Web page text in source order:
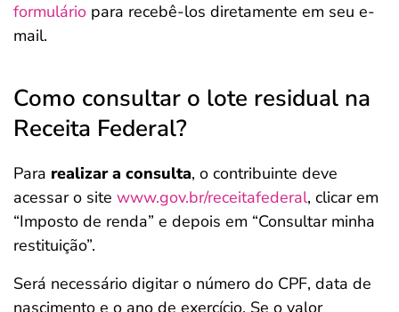
formulário para recebê-los diretamente em seu e-
mail.
Como consultar o lote residual na
Receita Federal?
Para realizar a consulta, o contribuinte deve
acessar o site www.gov.br/receitafederal, clicar em
“Imposto de renda” e depois em “Consultar minha
restituição”.
Será necessário digitar o número do CPF, data de
nascimento e o ano de exercício. Se o valor